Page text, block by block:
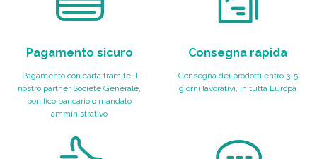
Pagamento sicuro
Pagamento con carta tramite il
nostro partner Société Générale,
bonifico bancario o mandato
amministrativo
Consegna rapida
Consegna dei prodotti entro 3-5
giorni lavorativi, in tutta Europa